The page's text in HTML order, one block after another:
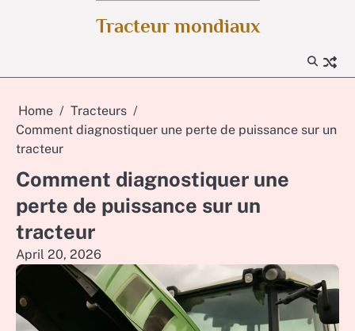
Tracteur mondiaux
Home
Tracteurs
Comment diagnostiquer une perte de puissance sur un
tracteur
Comment diagnostiquer une
perte de puissance sur un
tracteur
April 20, 2026